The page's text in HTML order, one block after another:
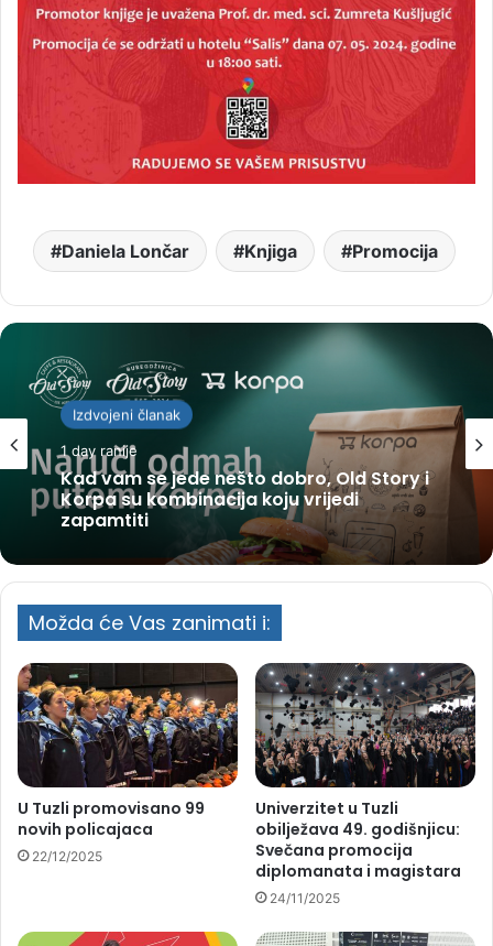
Daniela Lončar Knjiga Promocija
Izdvojeni članak
1 day ranije
Kad vam se jede nešto dobro, Old Story i
Korpa su kombinacija koju vrijedi
zapamtiti
Možda će Vas zanimati i:
U Tuzli promovisano 99
novih policajaca
22/12/2025
Univerzitet u Tuzli
obilježava 49. godišnjicu:
Svečana promocija
diplomanata i magistara
24/11/2025